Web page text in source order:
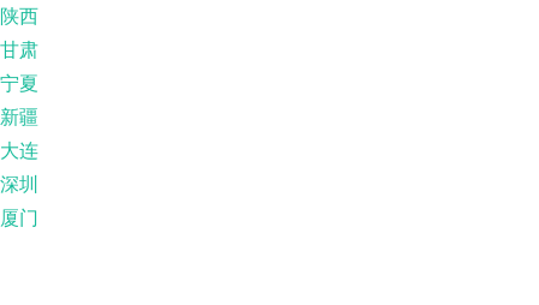
陕西
甘肃
宁夏
新疆
大连
深圳
厦门